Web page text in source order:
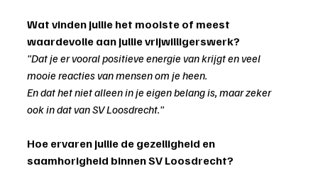
Wat vinden jullie het mooiste of meest
waardevolle aan jullie vrijwilligerswerk?
"Dat je er vooral positieve energie van krijgt en veel
mooie reacties van mensen om je heen.
En dat het niet alleen in je eigen belang is, maar zeker
ook in dat van SV Loosdrecht."
Hoe ervaren jullie de gezelligheid en
saamhorigheid binnen SV Loosdrecht?